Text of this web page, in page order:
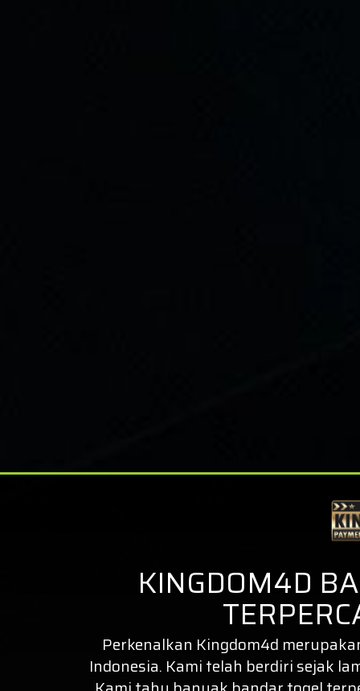
KINGDOM4D
Perkenalkan Kingdom4d
Indonesia. Kami telah berdiri sejak